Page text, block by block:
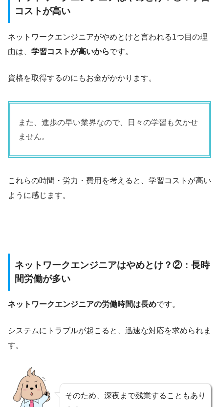
コストが高い
ネットワークエンジニアがやめとけと言われる1つ目の理
由は、 学習コストが高いからです。
資格を取得するのにもお金がかかります。
また、進歩の早い業界なので、日々の学習も欠かせ
ません。
これらの時間・労力・費用を考えると、学習コストが高い
ように感じます。
ネットワークエンジニアはやめとけ？②：長時
間労働が多い
ネットワークエンジニアの労働時間は長めです。
システムにトラブルが起こると、迅速な対応を求められま
す。
そのため、深夜まで残業することもあり